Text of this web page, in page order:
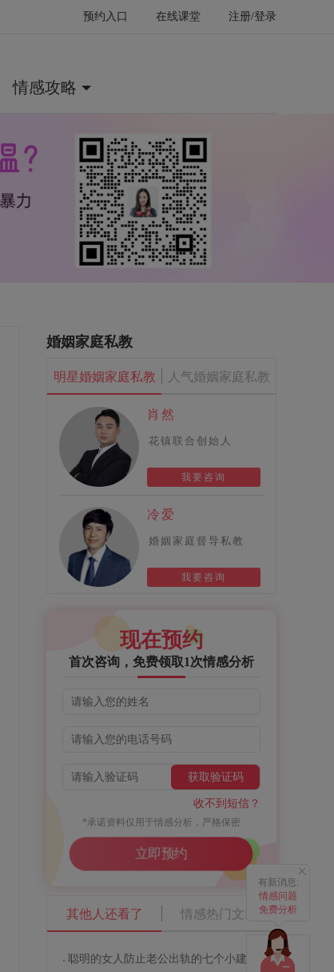
预约入口 在线课堂 注册/登录
情感攻略
婚姻家庭私教
明星婚姻家庭私教 人气婚姻家庭私教
肖然
花镇联合创始人
我要咨询
冷爱
婚姻家庭督导私教
我要咨询
现在预约
首次咨询，免费领取1次情感分析
获取验证码
收不到短信？
*承诺资料仅用于情感分析，严格保密
立即预约
其他人还看了 情感热门文章
聪明的女人防止老公出轨的七个小建议
有新消息:
情感问题
免费分析